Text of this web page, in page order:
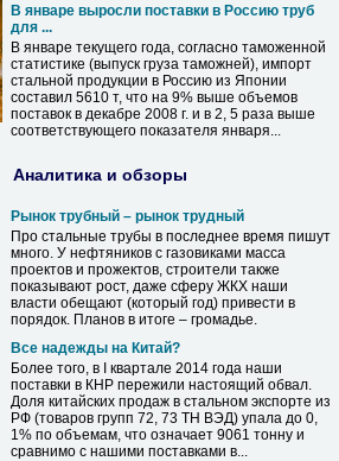
В январе выросли поставки в Россию труб
для ...
В январе текущего года, согласно таможенной
статистике (выпуск груза таможней), импорт
стальной продукции в Россию из Японии
составил 5610 т, что на 9% выше объемов
поставок в декабре 2008 г. и в 2, 5 раза выше
соответствующего показателя января...
Аналитика и обзоры
Рынок трубный – рынок трудный
Про стальные трубы в последнее время пишут
много. У нефтяников с газовиками масса
проектов и прожектов, строители также
показывают рост, даже сферу ЖКХ наши
власти обещают (который год) привести в
порядок. Планов в итоге – громадье.
Все надежды на Китай?
Более того, в I квартале 2014 года наши
поставки в КНР пережили настоящий обвал.
Доля китайских продаж в стальном экспорте из
РФ (товаров групп 72, 73 ТН ВЭД) упала до 0,
1% по объемам, что означает 9061 тонну и
сравнимо с нашими поставками в...